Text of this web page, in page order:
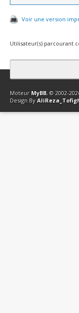
Voir une version
Utilisateur(s) parcourant
Contact Club
Moteur MyBB, © 2002-
Design By